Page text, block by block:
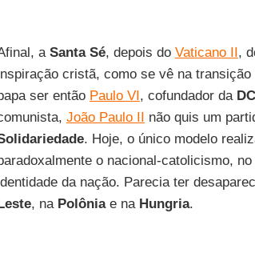
a Santa Sé, depois do Vaticano II,
cristã, como se vê na
ser então Paulo VI, cofundador da DC
João Paulo II não quis um
. Hoje, o único modelo
o nacional-catolicismo,
da nação. Parecia ter
, na Polôniae na Hungria.